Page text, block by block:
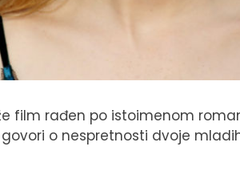
film rađen po istoimenom
govori o nespretnosti dvoje